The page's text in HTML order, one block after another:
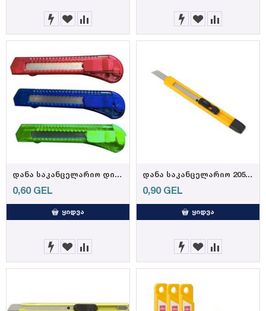
დანა საკანცელარიო დიდი FX-108/677229
0,60 GEL
ᲧᲘᲓᲕᲐ
დანა საკანცელარიო 2051 , DELI
0,90 GEL
ᲧᲘᲓᲕᲐ